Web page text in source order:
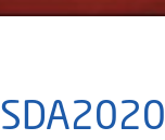
SDA2020